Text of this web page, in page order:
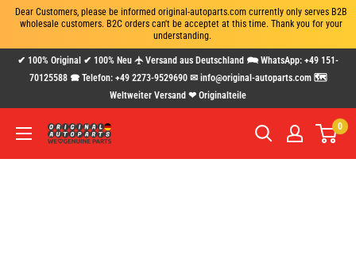
Dear Customers, please be informed original-autoparts.com currently only serves B2B
wholesale customers. B2C orders can't be acceptet at this time. Thank you for your
understanding.
Direkt✔ 100% Original ✔ 100% Neu 🛧 Versand aus Deutschland 🗪 WhatsApp: +49 151-
70125588 🕿 Telefon: +49 2273-9529690 ✉ info@original-autoparts.com 🗺
Weltweiter Versand ❤ Originalteile
www.original-
0